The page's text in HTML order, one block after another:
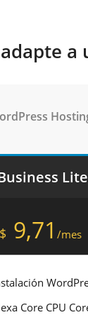
a
Lite
$ 9,71 /mes
Core CPU